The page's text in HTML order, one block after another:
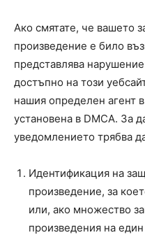
Ако смятате, че вашето
произведение е било
представлява
достъпно на този
нашия определен агент
установена в DMCA. За
уведомлението трябва
Идентификация на
произведение, за
или, ако множество
произведения на